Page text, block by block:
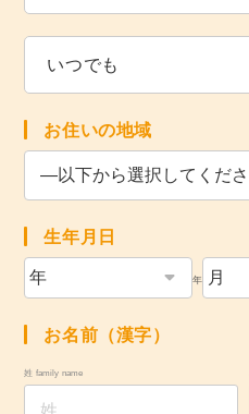
いつでも
お住いの地域
生年月日
年
お名前（漢字）
姓 family name